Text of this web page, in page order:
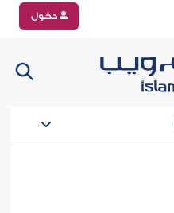
دخول